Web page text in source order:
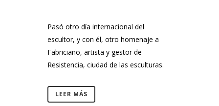
Pasó otro día internacional del
escultor, y con él, otro homenaje a
Fabriciano, artista y gestor de
Resistencia, ciudad de las esculturas.
LEER MÁS